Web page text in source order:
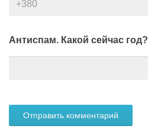
Антиспам. Какой сейчас год?